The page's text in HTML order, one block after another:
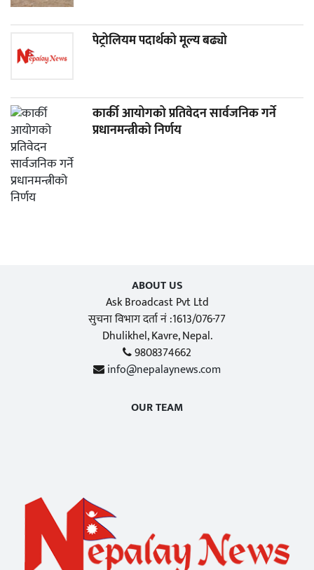
पेट्रोलियम पदार्थको मूल्य बढ्यो
कार्की आयोगको प्रतिवेदन सार्वजनिक गर्ने
प्रधानमन्त्रीको निर्णय
ABOUT US
Ask Broadcast Pvt Ltd
सुचना विभाग दर्ता नं :1613/076-77
Dhulikhel, Kavre, Nepal.
9808374662
info@nepalaynews.com
OUR TEAM